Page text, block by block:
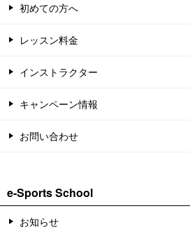
初めての方へ
レッスン料金
インストラクター
キャンペーン情報
お問い合わせ
e-Sports School
お知らせ